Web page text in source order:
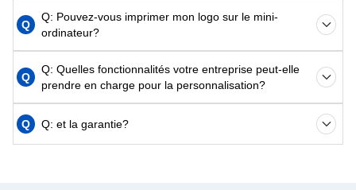
Q
Q: Pouvez-vous imprimer mon logo sur le mini-
ordinateur?
Q
Q: Quelles fonctionnalités votre entreprise peut-elle
prendre en charge pour la personnalisation?
Q Q: et la garantie?